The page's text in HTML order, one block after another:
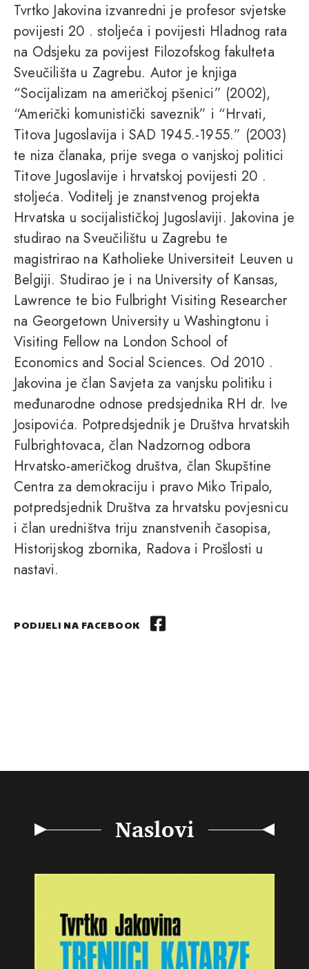
Tvrtko Jakovina izvanredni je profesor svjetske
povijesti 20 . stoljeća i povijesti Hladnog rata
na Odsjeku za povijest Filozofskog fakulteta
Sveučilišta u Zagrebu. Autor je knjiga
“Socijalizam na američkoj pšenici” (2002),
“Američki komunistički saveznik” i “Hrvati,
Titova Jugoslavija i SAD 1945.-1955.” (2003)
te niza članaka, prije svega o vanjskoj politici
Titove Jugoslavije i hrvatskoj povijesti 20 .
stoljeća. Voditelj je znanstvenog projekta
Hrvatska u socijalističkoj Jugoslaviji. Jakovina je
studirao na Sveučilištu u Zagrebu te
magistrirao na Katholieke Universiteit Leuven u
Belgiji. Studirao je i na University of Kansas,
Lawrence te bio Fulbright Visiting Researcher
na Georgetown University u Washingtonu i
Visiting Fellow na London School of
Economics and Social Sciences. Od 2010 .
Jakovina je član Savjeta za vanjsku politiku i
međunarodne odnose predsjednika RH dr. Ive
Josipovića. Potpredsjednik je Društva hrvatskih
Fulbrightovaca, član Nadzornog odbora
Hrvatsko-američkog društva, član Skupštine
Centra za demokraciju i pravo Miko Tripalo,
potpredsjednik Društva za hrvatsku povjesnicu
i član uredništva triju znanstvenih časopisa,
Historijskog zbornika, Radova i Prošlosti u
nastavi.
PODIJELI NA FACEBOOK
Naslovi